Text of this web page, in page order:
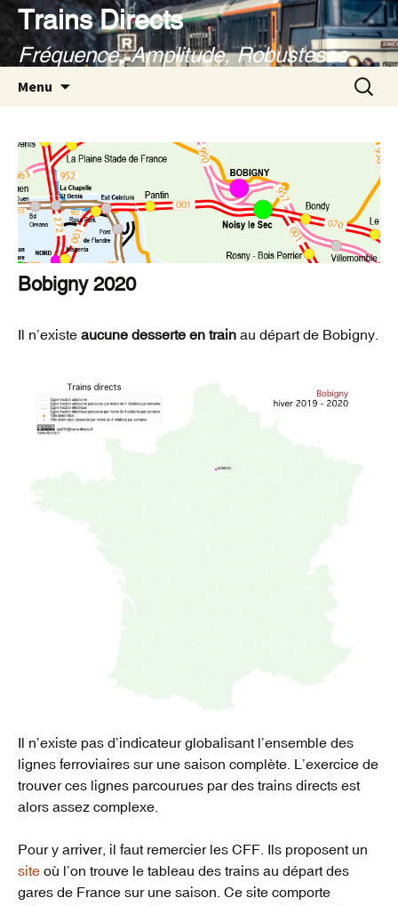
Aller
au
contenu
Trains Directs
Fréquence, Amplitude, Robustesse
Menu
Bobigny 2020
Il n’existe aucune desserte en train au départ de Bobigny.
Il n’existe pas d’indicateur globalisant l’ensemble des
lignes ferroviaires sur une saison complète. L’exercice de
trouver ces lignes parcourues par des trains directs est
alors assez complexe.
Pour y arriver, il faut remercier les CFF. Ils proposent un
site où l’on trouve le tableau des trains au départ des
gares de France sur une saison. Ce site comporte